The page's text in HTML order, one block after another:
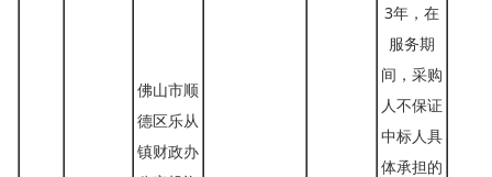
佛山市顺
德区乐从
镇财政办
3年，在
服务期
间，采购
人不保证
中标人具
体承担的